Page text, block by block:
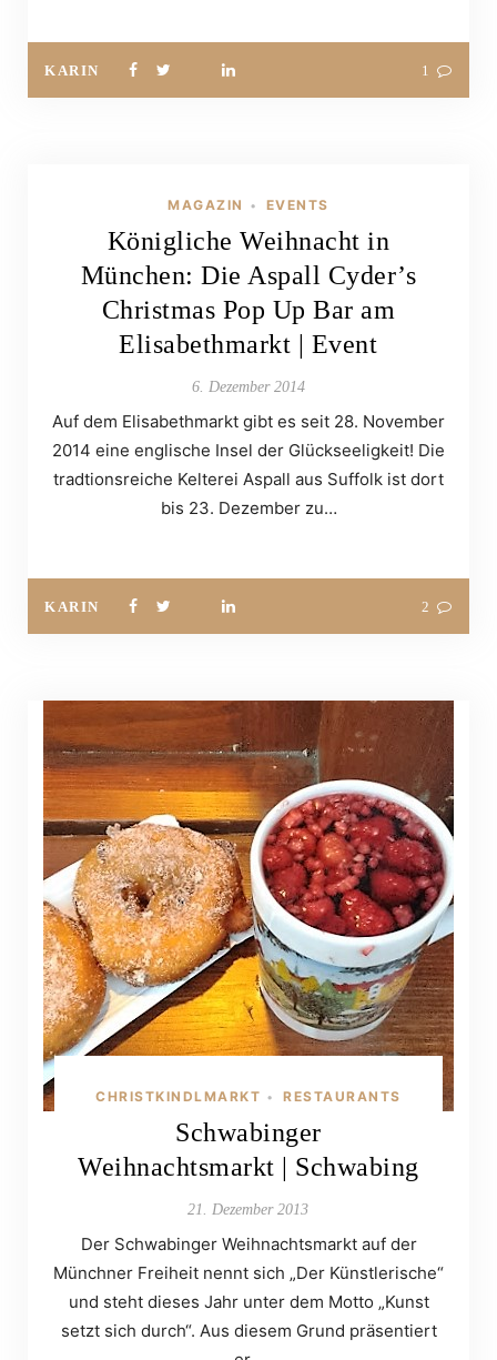
KARIN 1
MAGAZIN • EVENTS
Königliche Weihnacht in
München: Die Aspall Cyder’s
Christmas Pop Up Bar am
Elisabethmarkt | Event
6. Dezember 2014
Auf dem Elisabethmarkt gibt es seit 28. November
2014 eine englische Insel der Glückseeligkeit! Die
tradtionsreiche Kelterei Aspall aus Suffolk ist dort
bis 23. Dezember zu…
KARIN 2
CHRISTKINDLMARKT • RESTAURANTS
Schwabinger
Weihnachtsmarkt | Schwabing
21. Dezember 2013
Der Schwabinger Weihnachtsmarkt auf der
Münchner Freiheit nennt sich „Der Künstlerische“
und steht dieses Jahr unter dem Motto „Kunst
setzt sich durch“. Aus diesem Grund präsentiert